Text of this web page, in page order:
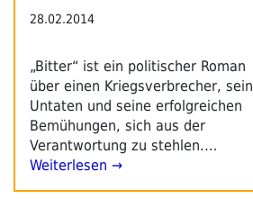
28.02.2014
„Bitter“ ist ein politischer Roman
über einen Kriegsverbrecher,
Untaten und seine erfolgreichen
Bemühungen, sich aus der
Verantwortung zu stehlen.…
Weiterlesen →